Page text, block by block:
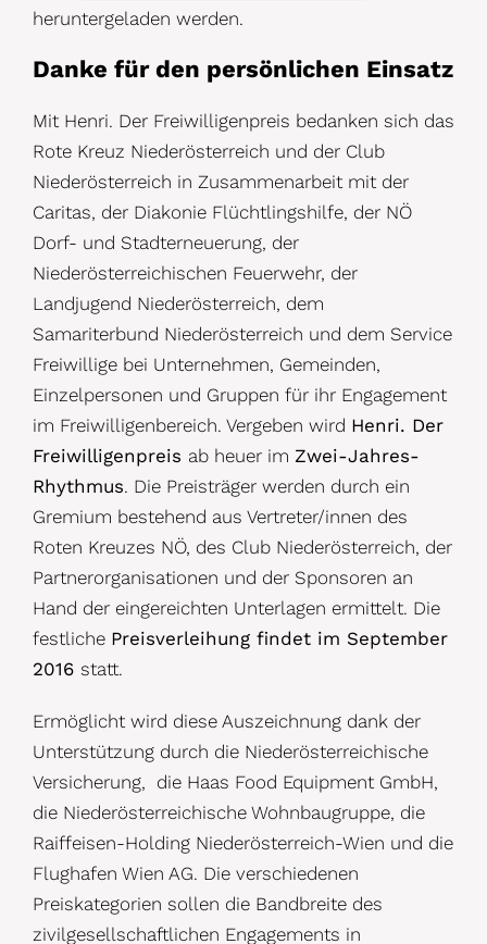
heruntergeladen werden.
Danke für den persönlichen Einsatz
Mit Henri. Der Freiwilligenpreis bedanken sich das
Rote Kreuz Niederösterreich und der Club
Niederösterreich in Zusammenarbeit mit der
Caritas, der Diakonie Flüchtlingshilfe, der NÖ
Dorf- und Stadterneuerung, der
Niederösterreichischen Feuerwehr, der
Landjugend Niederösterreich, dem
Samariterbund Niederösterreich und dem Service
Freiwillige bei Unternehmen, Gemeinden,
Einzelpersonen und Gruppen für ihr Engagement
im Freiwilligenbereich. Vergeben wird Henri. Der
Freiwilligenpreis ab heuer im Zwei-Jahres-
Rhythmus. Die Preisträger werden durch ein
Gremium bestehend aus Vertreter/innen des
Roten Kreuzes NÖ, des Club Niederösterreich, der
Partnerorganisationen und der Sponsoren an
Hand der eingereichten Unterlagen ermittelt. Die
festliche Preisverleihung findet im September
2016 statt.
Ermöglicht wird diese Auszeichnung dank der
Unterstützung durch die Niederösterreichische
Versicherung, die Haas Food Equipment GmbH,
die Niederösterreichische Wohnbaugruppe, die
Raiffeisen-Holding Niederösterreich-Wien und die
Flughafen Wien AG. Die verschiedenen
Preiskategorien sollen die Bandbreite des
zivilgesellschaftlichen Engagements in